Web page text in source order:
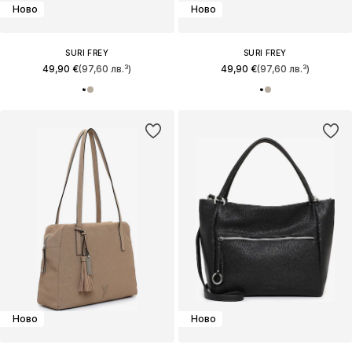
Ново
SURI FREY
49,90 €(97,60 лв.³)
Ново
SURI FREY
49,90 €(97,60 лв.³)
Ново Ново